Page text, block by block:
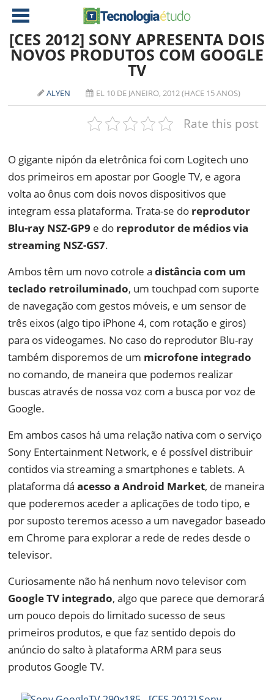
NVIDIA
SOFTWARE
NOTEBOOKS
TABLETS
NOKIA
DOWNLOADS
ANÁLISE
[CES 2012] SONY APRESENTA DOIS
NOVOS PRODUTOS COM GOOGLE
TV
ALYEN EL 10 DE JANEIRO, 2012 (HACE 15 ANOS)
Rate this post
O gigante nipón da eletrônica foi com Logitech uno
dos primeiros em apostar por Google TV, e agora
volta ao ônus com dois novos dispositivos que
integram essa plataforma. Trata-se do reprodutor
Blu-ray NSZ-GP9 e do reprodutor de médios via
streaming NSZ-GS7.
Ambos têm um novo cotrole adistância com um
teclado retroiluminado, um touchpad com suporte
de navegação com gestos móveis, e um sensor de
três eixos (algo tipo iPhone 4, com rotação e giros)
para os videogames. No caso do reprodutor Blu-ray
também disporemos de um microfone integrado
no comando, de maneira que podemos realizar
buscas através de nossa voz com a busca por voz de
Google.
Em ambos casos há uma relação nativa com o serviço
Sony Entertainment Network, e é possível distribuir
contidos via streaming a smartphones e tablets. A
plataforma dáacesso a Android Market, de maneira
que poderemos aceder a aplicações de todo tipo, e
por suposto teremos acesso a um navegador baseado
em Chrome para explorar a rede de redes desde o
televisor.
Curiosamente não há nenhum novo televisor com
Google TV integrado, algo que parece que demorará
um pouco depois do limitado sucesso de seus
primeiros produtos, e que faz sentido depois do
anúncio do salto à plataforma ARM para seus
produtos Google TV.